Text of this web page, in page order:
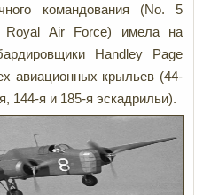
командования (No. 5
Royal Air Force) имела на
Handley Page
авиационных крыльев (44-
144-я и 185-я эскадрильи).